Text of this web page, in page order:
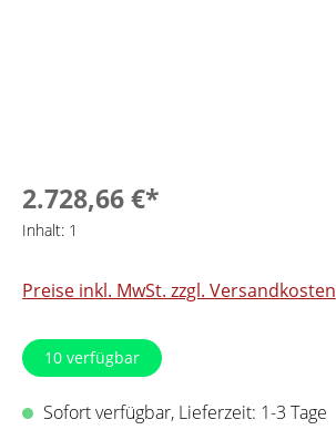
2.728,66 €*
Inhalt: 1
Preise inkl. MwSt. zzgl. Versandkosten
10 verfügbar
Sofort verfügbar, Lieferzeit: 1-3 Tage